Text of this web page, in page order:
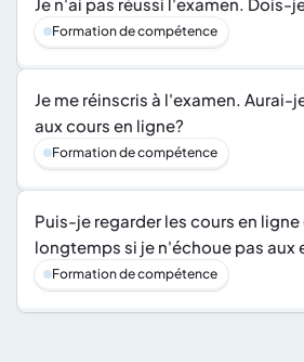
Formation de compétence
Je me réinscris à l'examen. Aurai-
aux cours en ligne?
Formation de compétence
Puis-je regarder les cours en
longtemps si je n'échoue pas aux
Formation de compétence